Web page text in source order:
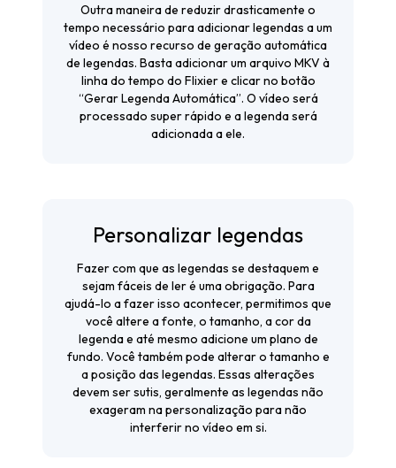
Outra maneira de reduzir drasticamente o
tempo necessário para adicionar legendas a um
vídeo é nosso recurso de geração automática
de legendas. Basta adicionar um arquivo MKV à
linha do tempo do Flixier e clicar no botão
“Gerar Legenda Automática”. O vídeo será
processado super rápido e a legenda será
adicionada a ele.
Personalizar legendas
Fazer com que as legendas se destaquem e
sejam fáceis de ler é uma obrigação. Para
ajudá-lo a fazer isso acontecer, permitimos que
você altere a fonte, o tamanho, a cor da
legenda e até mesmo adicione um plano de
fundo. Você também pode alterar o tamanho e
a posição das legendas. Essas alterações
devem ser sutis, geralmente as legendas não
exageram na personalização para não
interferir no vídeo em si.